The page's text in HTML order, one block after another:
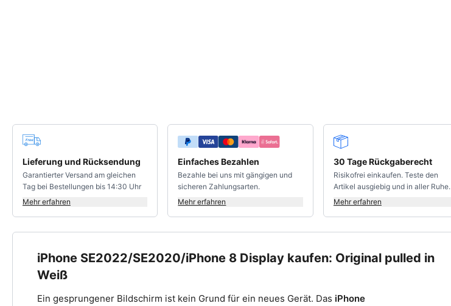
Lieferung und Rücksendung
Garantierter Versand am gleichen
Tag bei Bestellungen bis 14:30 Uhr
Mehr erfahren
Einfaches Bezahlen
Bezahle bei uns mit gängigen und
sicheren Zahlungsarten.
Mehr erfahren
30 Tage Rückgaberecht
Risikofrei einkaufen. Teste den
Artikel ausgiebig und in aller Ruhe.
Mehr erfahren
iPhone SE2022/SE2020/iPhone 8 Display kaufen: Original pulled in
Weiß
Ein gesprungener Bildschirm ist kein Grund für ein neues Gerät. Das iPhone